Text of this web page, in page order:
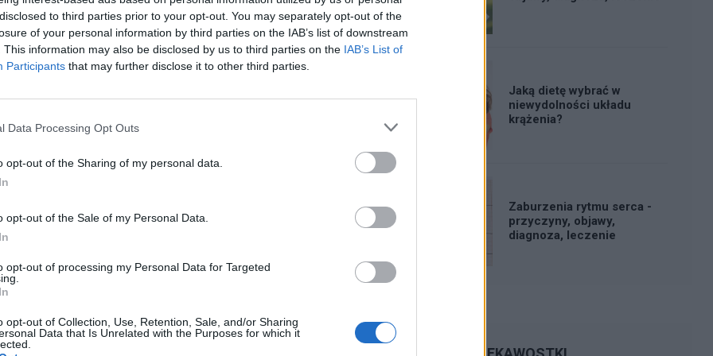
to third parties prior to your opt-out. You may separately opt-out of the
of your personal information by third parties on the IAB’s list of downstream
This information may also be disclosed by us to third parties on the IAB’s List of
Participants that may further disclose it to other third parties.
Data Processing Opt Outs
opt-out of the Sharing of my personal data.
opt-out of the Sale of my Personal Data.
opt-out of processing my Personal Data for Targeted
opt-out of Collection, Use, Retention, Sale, and/or Sharing
Data that Is Unrelated with the Purposes for which it
holteren EKG, zdiagnozowano u mnie PSVT, przez
poinformowany o prawdopodobnej konieczności
(leczenie zapalenia zatok - antybiotyk Sumamed).
i dlaczego się utrzymuje już od dobrych dwóch
80/70, w nocy czasami skoczy do 160 nawet 185, i
zbadał mnie i powiedział że wszystko jest w
może to nerwica serca?
2,5 po połudnu i 20 tezeo na noc jest dobre
Jaką dietę wybrać w
niewydolności układu
krążenia?
Zaburzenia rytmu serca -
przyczyny, objawy,
diagnoza, leczenie